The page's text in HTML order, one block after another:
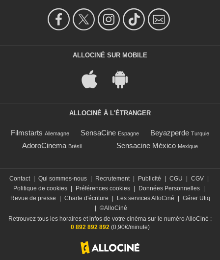
ALLOCINÉ SUR MOBILE
ALLOCINÉ À L'ÉTRANGER
Filmstarts Allemagne SensaCine Espagne Beyazperde Turquie
AdoroCinema Brésil Sensacine México Mexique
Contact Qui sommes-nous Recrutement Publicité CGU CGV
Politique de cookies
Préférences cookies Données Personnelles
Revue de presse
Charte d'écriture Les services AlloCiné
Gérer Utiq
©AlloCiné
Retrouvez tous les horaires et infos de votre cinéma sur le numéro AlloCiné :
0 892 892 892(0,90€/minute)